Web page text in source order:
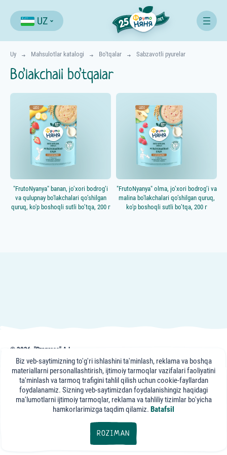
UZ
Uy Mahsulotlar katalogi Bo'tqalar Sabzavotli pyurelar
Bo’lakchali bo’tqalar
Все продукты
Начинаем прикорм
Расширяем меню⋅ 4-12 мес.
Едим как взрослые
Возраст ребёнка, мес.
Категории
"FrutoNyanya" banan, jo’xori bodrog’i
va qulupnay bo'lakchalari qo’shilgan
quruq, ko'p boshoqli sutli bo’tqa, 200 г
"FrutoNyanya" olma, jo’xori bodrog’i va
malina bo'lakchalari qo’shilgan quruq,
ko'p boshoqli sutli bo’tqa, 200 г
© 2026, "Progress" AJ
frutonyanya.uz sahifasidagi nashr, maslahat va videomateriallar axborot uchun
keltirilgan. Portal mutaxassislari maslahati axborot xususiyatiga ega bo'lib,
sizning davolovchi shifokoringizga tashrifning o'rnini bosa olmaydi.
"FrutoNyanya"
ijtimoiy tarmoqlarda:
Biz veb-saytimizning to'g'ri ishlashini ta'minlash, reklama va boshqa
materiallarni personallashtirish, ijtimoiy tarmoqlar vazifalari faoliyatini
ta'minlash va tarmoq trafigini tahlil qilish uchun cookie-fayllardan
foydalanamiz. Sizning veb-saytimizdan foydalanishingiz haqidagi
ma'lumotlarni ijtimoiy tarmoqlar, reklama va tahliliy tizimlar bo'yicha
hamkorlarimizga taqdim qilamiz. Batafsil
ROZIMAN